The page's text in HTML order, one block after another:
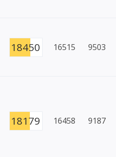
18450 16515 9503
18179 16458 9187